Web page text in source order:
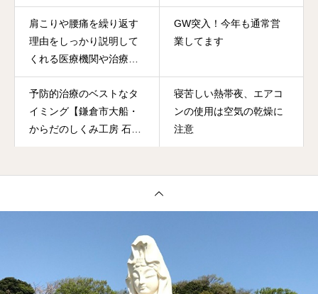
石塚整体鍼灸治療院】
肩こりや腰痛を繰り返す
理由をしっかり説明して
くれる医療機関や治療院
は意外と少ないと思いま
す
GW突入！今年も通常営
業してます
予防的治療のベストなタ
イミング【鎌倉市大船・
からだのしくみ工房 石塚
寝苦しい熱帯夜、エアコ
ンの使用は空気の乾燥に
注意